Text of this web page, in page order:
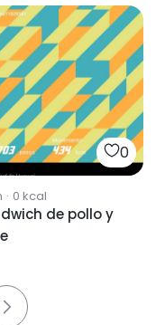
0
· 0 kcal
de pollo y